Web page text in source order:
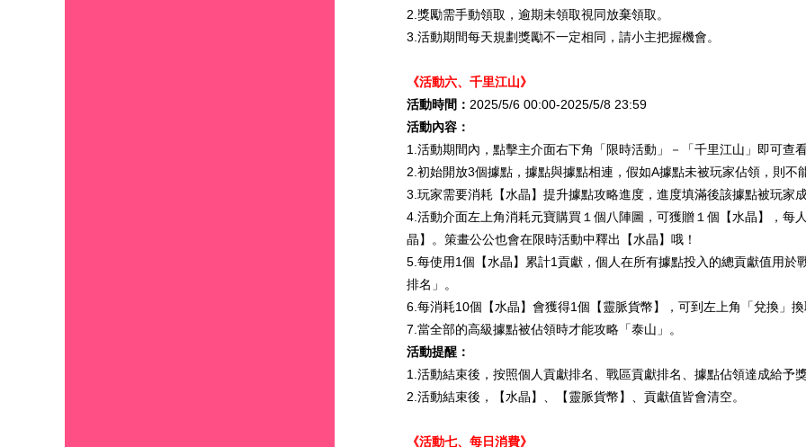
2. 獎勵需手動領取，逾期未領取視同放棄領取。
3. 活動期間每天規劃獎勵不一定相同，請小主把握機會。
《活動六、 千里江山》
活動時間： 2025/5/6 00:00-2025/5/8 23:59
活動內容：
1. 活動期間內，點擊主介面右下角「限時活動」－「千里江山」即可查看
2. 初始開放3個據點，據點與據點相連，假如A據點未被玩家佔領，則不
3. 玩家需要消耗【水晶】提升據點攻略進度，進度填滿後該據點被玩家成
4. 活動介面左上角消耗元寶購買１個八陣圖，可獲贈１個【水晶】，每
晶】。策畫公公也會在限時活動中釋出【水晶】哦！
5. 每使用1個【水晶】累計1貢獻，個人在所有據點投入的總貢獻值用於
排名」。
6. 每消耗10個【水晶】會獲得1個【靈脈貨幣】，可到左上角「兌換」換
7. 當全部的高級據點被佔領時才能攻略「泰山」。
活動提醒：
1. 活動結束後，按照個人貢獻排名、戰區貢獻排名、據點佔領達成給予
2. 活動結束後，【水晶】、【靈脈貨幣】、貢獻值皆會清空。
《活動七、 每日消費》